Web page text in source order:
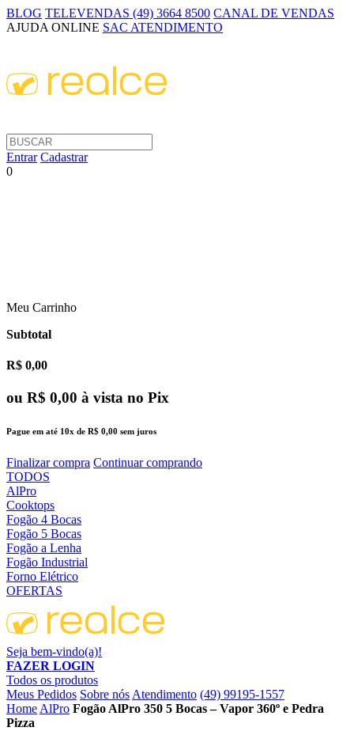
BLOG TELEVENDAS (49) 3664 8500 CANAL DE VENDAS
AJUDA ONLINE SAC ATENDIMENTO
Entrar Cadastrar
0
Meu Carrinho
Subtotal
R$ 0,00
ou R$ 0,00 à vista no Pix
Pague em até 10x de R$ 0,00 sem juros
Finalizar compra Continuar comprando
TODOS
AlPro
Cooktops
Fogão 4 Bocas
Fogão 5 Bocas
Fogão a Lenha
Fogão Industrial
Forno Elétrico
OFERTAS
Seja bem-vindo(a)!
FAZER LOGIN
Todos os produtos
Meus Pedidos Sobre nós Atendimento (49) 99195-1557
Home AlPro Fogão AlPro 350 5 Bocas – Vapor 360º e Pedra
Pizza